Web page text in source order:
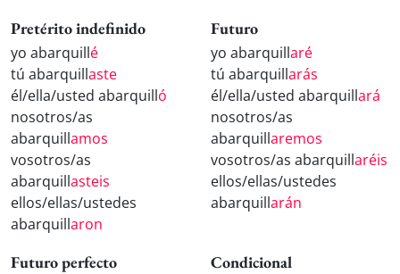
Pretérito indefinido
yo abarquillé
tú abarquillaste
él/ella/usted abarquilló
nosotros/as
abarquillamos
vosotros/as
abarquillasteis
ellos/ellas/ustedes
abarquillaron
Futuro
yo abarquillaré
tú abarquillarás
él/ella/usted abarquillará
nosotros/as
abarquillaremos
vosotros/as abarquillaréis
ellos/ellas/ustedes
abarquillarán
Futuro perfecto Condicional